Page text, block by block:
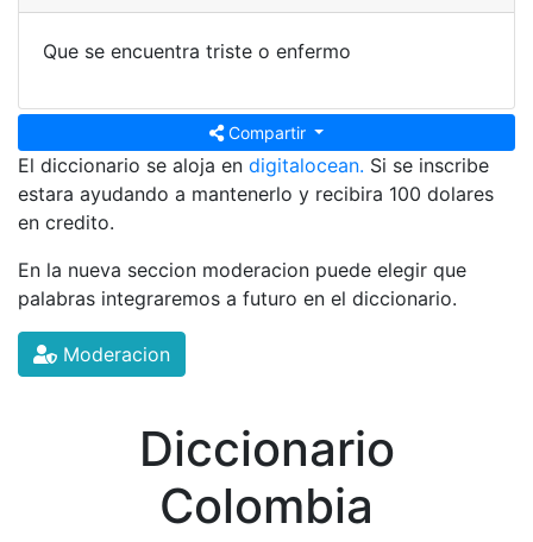
Que se encuentra triste o enfermo
Compartir
El diccionario se aloja en digitalocean. Si se inscribe
estara ayudando a mantenerlo y recibira 100 dolares
en credito.
En la nueva seccion moderacion puede elegir que
palabras integraremos a futuro en el diccionario.
Moderacion
Diccionario
Colombia